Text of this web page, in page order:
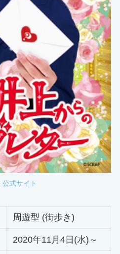
公式サイト
周遊型 (街歩き)
2020年11月4日(水)～